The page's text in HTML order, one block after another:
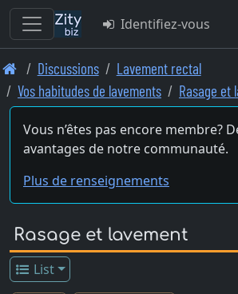
Skip
to
main
content
Identifiez-vous
Discussions
Lavement rectal
Vos habitudes de lavements
Rasage et
Vous n’êtes pas encore membre?
avantages de notre communauté.
Plus de renseignements
Rasage et lavement
List